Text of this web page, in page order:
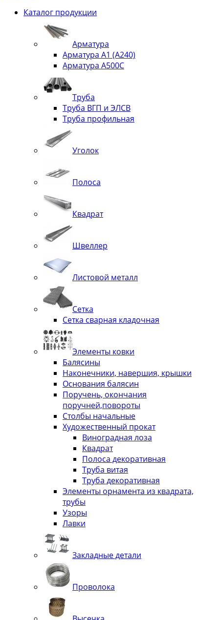
Каталог продукции
Арматура
Арматура А1 (А240)
Арматура А500С
Труба
Труба ВГП и ЭЛСВ
Труба профильная
Уголок
Полоса
Квадрат
Швеллер
Листовой металл
Сетка
Сетка сварная кладочная
Элементы ковки
Балясины
Наконечники, навершия, крышки
Основания балясин
Поручень, окончания
поручней,повороты
Столбы начальные
Художественный прокат
Виноградная лоза
Квадрат
Полоса декоративная
Труба витая
Труба декоративная
Элементы орнамента из квадрата,
трубы
Узоры
Лавки
Закладные детали
Проволока